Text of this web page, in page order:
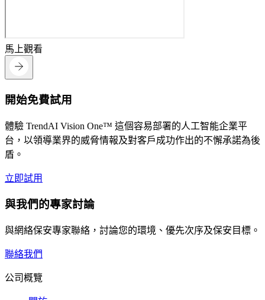
馬上觀看
開始免費試用
體驗 TrendAI Vision One™ 這個容易部署的人工智能企業平
台，以領導業界的威脅情報及對客戶成功作出的不懈承諾為後
盾。
立即試用
與我們的專家討論
與網絡保安專家聯絡，討論您的環境、優先次序及保安目標。
聯絡我們
公司概覽